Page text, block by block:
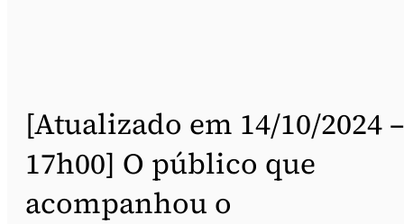
[Atualizado em 14/10/2024 –
17h00] O público que
acompanhou o